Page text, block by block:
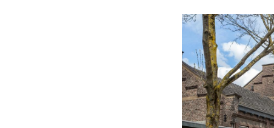
Die OVS wurde
müssen auf
bleiben.
Geschultes